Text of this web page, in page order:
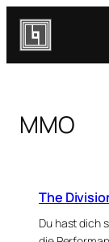
Zum
Inhalt
springen
MMO
The
Du hast dich